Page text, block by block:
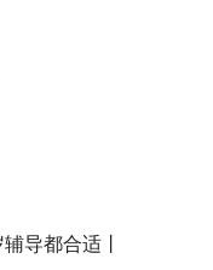
导都合适丨